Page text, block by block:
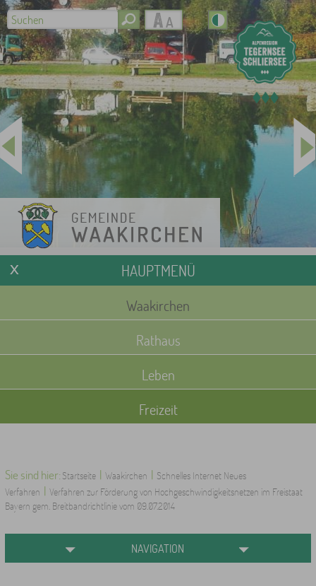
HAUPTMENÜ
Waakirchen
Rathaus
Leben
Freizeit
Sie sind hier: Startseite | Waakirchen | Schnelles Internet Neues
Verfahren | Verfahren zur Förderung von Hochgeschwindigkeitsnetzen im Freistaat
Bayern gem. Breitbandrichtlinie vom 09.07.2014
NAVIGATION